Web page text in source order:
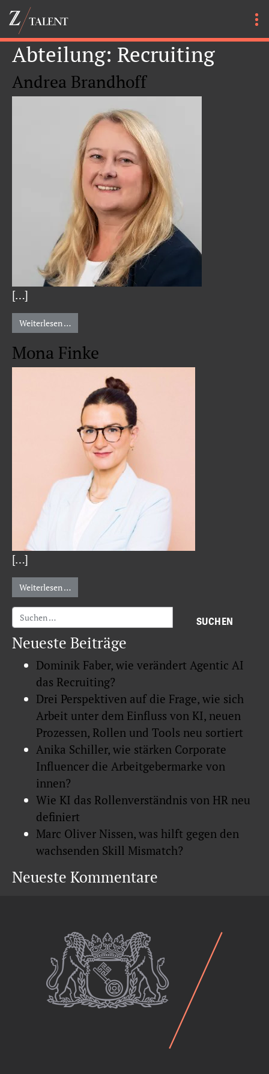
Abteilung: Recruiting
Andrea Brandhoff
[…]
Weiterlesen …from Andrea Brandhoff
Mona Finke
[…]
Weiterlesen …from Mona Finke
Suche nach:
Neueste Beiträge
Dominik Faber, wie verändert Agentic AI
das Recruiting?
Drei Perspektiven auf die Frage, wie sich
Arbeit unter dem Einfluss von KI, neuen
Prozessen, Rollen und Tools neu sortiert
Anika Schiller, wie stärken Corporate
Influencer die Arbeitgebermarke von
innen?
Wie KI das Rollenverständnis von HR neu
definiert
Marc Oliver Nissen, was hilft gegen den
wachsenden Skill Mismatch?
Neueste Kommentare